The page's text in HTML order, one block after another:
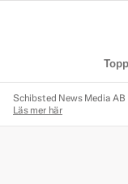
Schibsted News Media
Läs mer här